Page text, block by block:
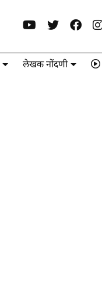
लेखक नोंदणी